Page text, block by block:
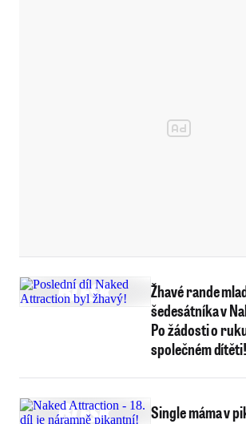
Žhavé rande
šedesátníka v
Po žádosti o
společném dítěti!
Single máma v